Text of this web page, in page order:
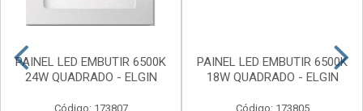
PAINEL LED EMBUTIR 6500K
24W QUADRADO - ELGIN
Código: 173807
PAINEL LED EMBUTIR 6500K
18W QUADRADO - ELGIN
Código: 173805